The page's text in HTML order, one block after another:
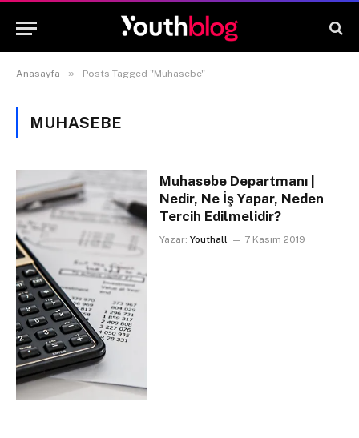
Anasayfa » Posts Tagged "Muhasebe"
MUHASEBE
Muhasebe Departmanı |
Nedir, Ne İş Yapar, Neden
Tercih Edilmelidir?
Yazar: Youthall 7 Kasım 2019